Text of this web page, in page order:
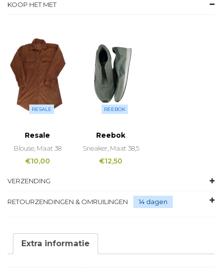
KOOP HET MET
RESALE
Resale
Blouse, Maat 38
€10,00
REEBOK
Reebok
Sneaker, Maat 38,5
€12,50
VERZENDING
RETOURZENDINGEN & OMRUILINGEN 14 dagen
Extra informatie